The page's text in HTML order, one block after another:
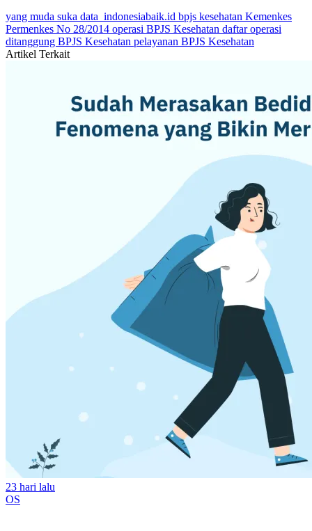
yang muda suka data indonesiabaik.id bpjs kesehatan Kemenkes
Permenkes No 28/2014 operasi BPJS Kesehatan daftar operasi
ditanggung BPJS Kesehatan pelayanan BPJS Kesehatan
Artikel Terkait
23 hari lalu
OS